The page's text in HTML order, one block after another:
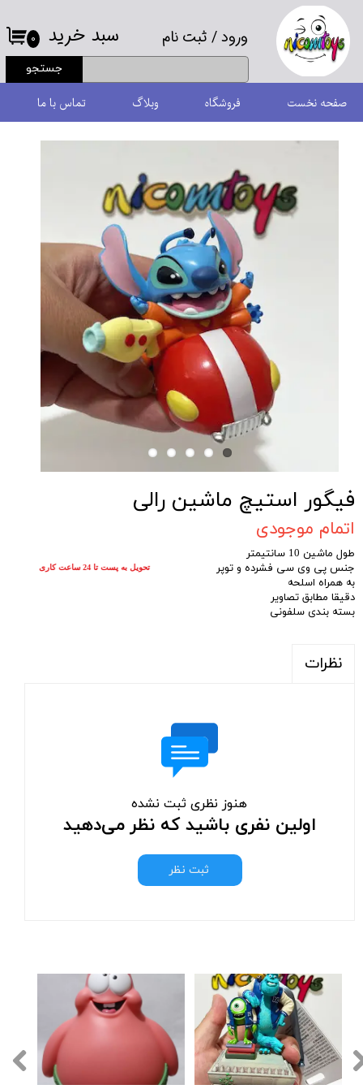
ورود/ ثبت نام
حساب کاربری من
تغییر گذر واژه
سفارشات
جستجو
۰ سبد خرید
صفحه نخست فروشگاه وبلاگ تماس با ما
فیگور استیچ ماشین رالی
اتمام موجودی
طول ماشین 10 سانتیمتر
جنس پی وی سی فشرده و توپر
به همراه اسلحه
دقیقا مطابق تصاویر
بسته بندی سلفونی
نظرات
هنوز نظری ثبت نشده
اولین نفری باشید که نظر می‌دهید
ثبت نظر
تحویل به پست تا 24 ساعت کاری